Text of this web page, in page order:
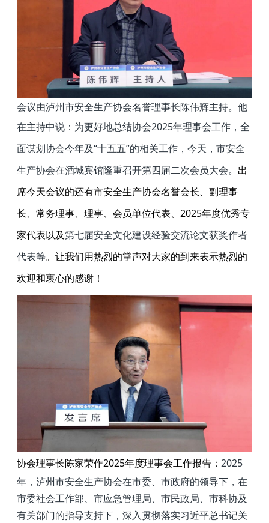
会议由泸州市安全生产协会名誉理事长陈伟辉主持。他
在主持中说： 为更好地总结协会2025年理事会工作，全
面谋划协会今年及“十五五”的相关工作，今天，市安全
生产协会在酒城宾馆隆重召开第四届二次会员大会。 出
席今天会议的还有市安全生产协会名誉会长、副理事
长、常务理事、理事、会员单位代表、2025年度优秀专
家代表以及第七届安全文化建设经验交流论文获奖作者
代表等。让我们用热烈的掌声对大家的到来表示热烈的
欢迎和衷心的感谢！
协会理事长陈家荣作2025年度理事会工作报告：2025
年，泸州市安全生产协会在市委、市政府的领导下，在
市委社会工作部、市应急管理局、市民政局、市科协及
有关部门的指导支持下，深入贯彻落实习近平总书记关